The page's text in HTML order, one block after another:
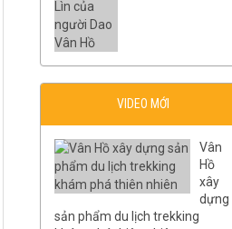
VIDEO MỚI
Vân
Hồ
xây
dựng
sản phẩm du lịch trekking